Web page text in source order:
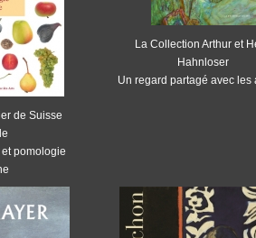
de Suisse
pomologie
La Collection Arthur et
Hahnloser
Un regard partagé avec les